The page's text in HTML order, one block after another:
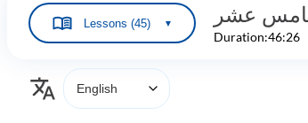
Lessons (45) ▼ عشر
Duration:46:26